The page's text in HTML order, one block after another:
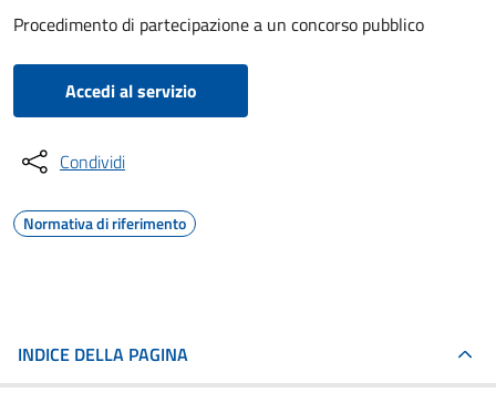
Procedimento di partecipazione a un concorso pubblico
Accedi al servizio
Condividi
Normativa di riferimento
INDICE DELLA PAGINA